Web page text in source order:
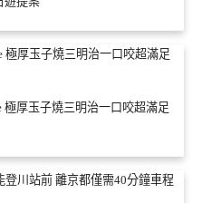
極厚玉子燒三明治一口咬超滿足